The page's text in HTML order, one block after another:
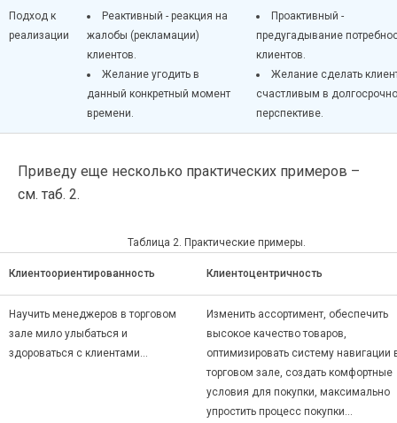
Подход к
реализации
Реактивный - реакция на
жалобы (рекламации)
клиентов.
Желание угодить в
данный конкретный момент
времени.
Проактивный -
предугадывание
клиентов.
Желание сделать
счастливым в
перспективе.
Приведу еще несколько практических примеров –
см. таб. 2.
Таблица 2. Практические примеры.
Клиентоориентированность Клиентоцентричность
Научить менеджеров в торговом
зале мило улыбаться и
здороваться с клиентами…
Изменить ассортимент, обеспечить
высокое качество товаров,
оптимизировать систему навигации
торговом зале, создать комфортные
условия для покупки, максимально
упростить процесс покупки…